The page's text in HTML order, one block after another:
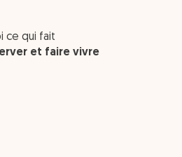
ce qui fait
et faire vivre